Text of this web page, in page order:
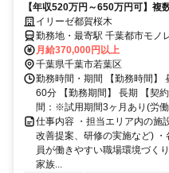
【年収520万円～650万円可】複
するポジション
イリーゼ都賀桜木
勤務地・最寄駅 千葉都市モノ
1.0kｍ) ※車通勤OK
月給370,000円以上
千葉県千葉市若葉区
勤務時間・期間 【勤務時間
60分 【勤務期間】 長期 【契
間：※試用期間3ヶ月あり(労
仕事内容 ・担当エリア内の施
改善提案、研修の実施など)
員が働きやすい職場環境づく
家族...